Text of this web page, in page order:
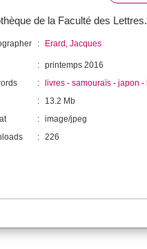
de la Faculté des Lettres.
: Erard, Jacques
: printemps 2016
: livres - samouraïs - japon -
:
13.2 Mb
: image/jpeg
: 226